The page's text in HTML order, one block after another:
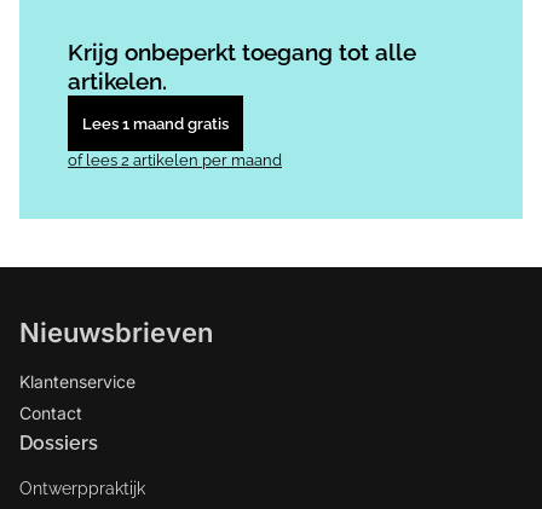
Krijg onbeperkt toegang tot alle
artikelen.
Lees 1 maand gratis
of lees 2 artikelen per maand
Nieuwsbrieven
Klantenservice
Contact
Dossiers
Ontwerppraktijk